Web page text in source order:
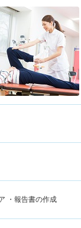
・報告書の作成